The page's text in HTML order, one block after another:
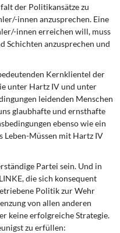
der Politikansätze zu
innen anzusprechen. Eine
innen erreichen will, muss
Schichten anzusprechen und
Kernklientel der
unter Hartz IV und unter
leidenden Menschen
glaubhafte und ernsthafte
ebenso wie ein
Leben-Müssen mit Hartz IV
Partei sein. Und in
die sich konsequent
Politik zur Wehr
von allen anderen
keine erfolgreiche Strategie.
zu erfüllen: